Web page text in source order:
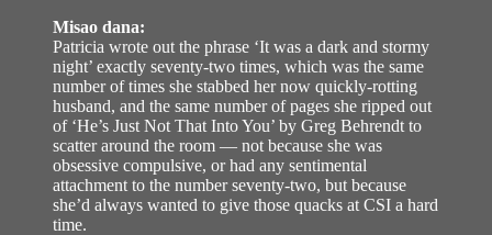
Misao dana:
Patricia wrote out the phrase ‘It was a dark and stormy
night’ exactly seventy-two times, which was the same
number of times she stabbed her now quickly-rotting
husband, and the same number of pages she ripped out
of ‘He’s Just Not That Into You’ by Greg Behrendt to
scatter around the room — not because she was
obsessive compulsive, or had any sentimental
attachment to the number seventy-two, but because
she’d always wanted to give those quacks at CSI a hard
time.